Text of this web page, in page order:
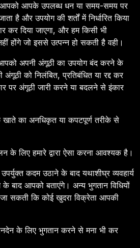
आपको आपके उपलब्ध धन या समय-समय पर
है और उपयोग की शर्तों में निर्धारित किया
कर दिया जाएगा, और हम किसी भी
होंगे जो इससे उत्पन्न हो सकती है वही।
अपनी अंगूठी का उपयोग बंद करने के
को निलंबित, प्रतिबंधित या रद्द कर
पर अंगूठी जारी करने या बदलने से इंकार
का अनधिकृत या कपटपूर्ण तरीके से
के लिए हमारे द्वारा ऐसा करना आवश्यक है।
कदम उठाने के बाद यथाशीघ्र व्यवहार्य
बाद आपको बताएंगे। अन्य भुगतान विधियों
सकती कि कोई खुदरा विक्रेता आपकी
के लिए भुगतान करने से मना भी कर